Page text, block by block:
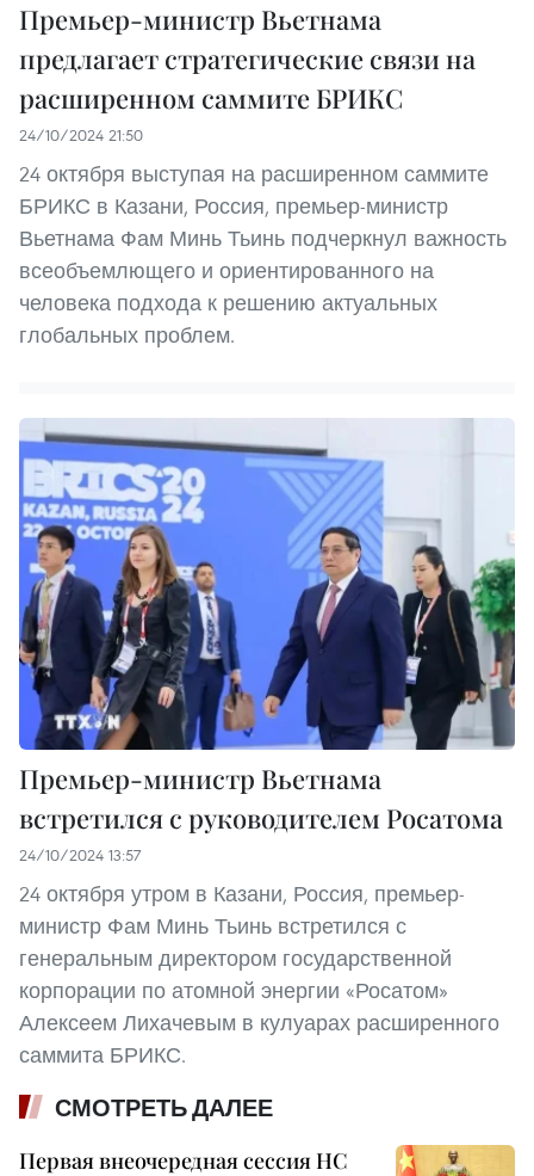
Премьер-министр Вьетнама
предлагает стратегические связи на
расширенном саммите БРИКС
24/10/2024 21:50
24 октября выступая на расширенном саммите
БРИКС в Казани, Россия, премьер-министр
Вьетнама Фам Минь Тьинь подчеркнул важность
всеобъемлющего и ориентированного на
человека подхода к решению актуальных
глобальных проблем.
Премьер-министр Вьетнама
встретился с руководителем Росатома
24/10/2024 13:57
24 октября утром в Казани, Россия, премьер-
министр Фам Минь Тьинь встретился с
генеральным директором государственной
корпорации по атомной энергии «Росатом»
Алексеем Лихачевым в кулуарах расширенного
саммита БРИКС.
СМОТРЕТЬ ДАЛЕЕ
Первая внеочередная сессия НС